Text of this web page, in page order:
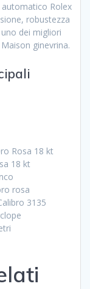
Rolex
robustezza
dei migliori
ginevrina.
Rosa 18 kt
18 kt
rosa
3135